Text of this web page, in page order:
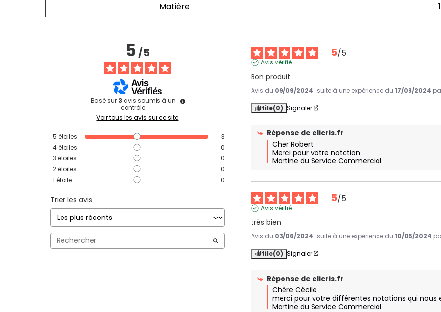
Matière
5/5
Basé sur 3 avis soumis à un
contrôle
Voir tous les avis sur ce site
5 étoiles
3
4étoiles
0
3 étoiles
0
2étoiles
0
1 étoile 0
Trier les avis
5/5
Avis vérifié
Bon produit
Avis du 09/09/2024 , suite à une expérience du17/08/2024
Utile(0) Signaler
Réponse de elicris.fr
Cher Robert
Merci pour votre notation
Martine du Service Commercial
5/5
Avis vérifié
très bien
Avis du 03/06/2024 , suite à une expérience du10/05/2024
Utile(0) Signaler
Réponse de elicris.fr
Chère Cécile
merci pour votre différentes notations qui nous
Martine du Service Commercial